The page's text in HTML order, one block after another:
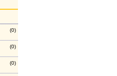
(0)
(0)
(0)